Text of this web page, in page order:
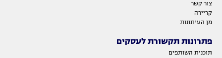
צור קשר
קריירה
מן העיתונות
פתרונות תקשורת לעסקים
תוכנית השותפים